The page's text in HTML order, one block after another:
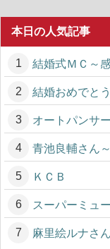
本日の人気記事
結婚式ＭＣ～感
結婚おめでとう
オートパンサー
青池良輔さん
ＫＣＢ
スーパーミュ
麻里絵ルナさん